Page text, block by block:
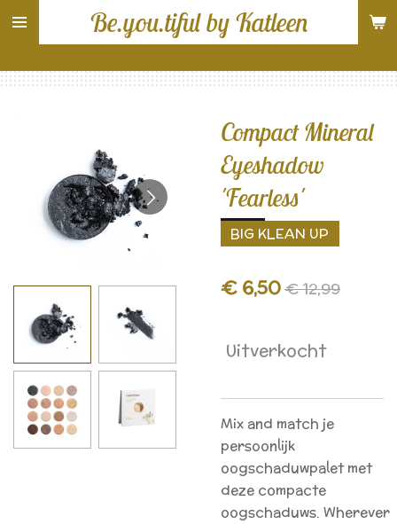
Ga
direct
de
Be.you.tiful by Katleen
Compact Mineral
Eyeshadow
'Fearless'
BIG KLEAN UP
€ 6,50€ 12,99
Uitverkocht
Mix and match je
persoonlijk
oogschaduwpalet met
deze compacte
oogschaduws. Wherever